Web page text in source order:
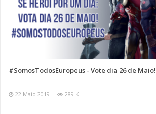
#SomosTodosEuropeus - Vote dia 26 de Maio!
22 Maio 2019 289 K